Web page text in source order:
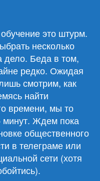
это штурм.
несколько
дело. Беда в том,
редко. Ожидая
смотрим, как
найти
времени, мы то
минут. Ждем пока
общественного
в телеграме или
сети (хотя